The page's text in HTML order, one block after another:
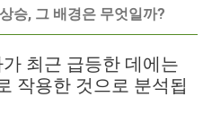
승, 그 배경은 무엇일까?
최근 급등한 데에는
작용한 것으로 분석됩